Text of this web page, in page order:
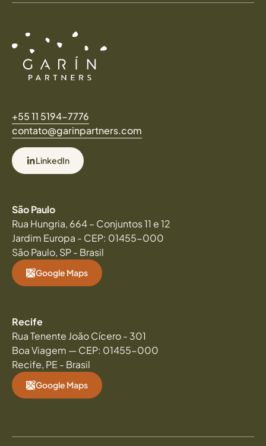
+55 11 5194-7776
contato@garinpartners.com
LinkedIn
São Paulo
Rua Hungria, 664 – Conjuntos 11 e 12
Jardim Europa - CEP: 01455-000
São Paulo, SP - Brasil
Google Maps
Recife
Rua Tenente João Cícero - 301
Boa Viagem — CEP: 01455-000
Recife, PE - Brasil
Google Maps